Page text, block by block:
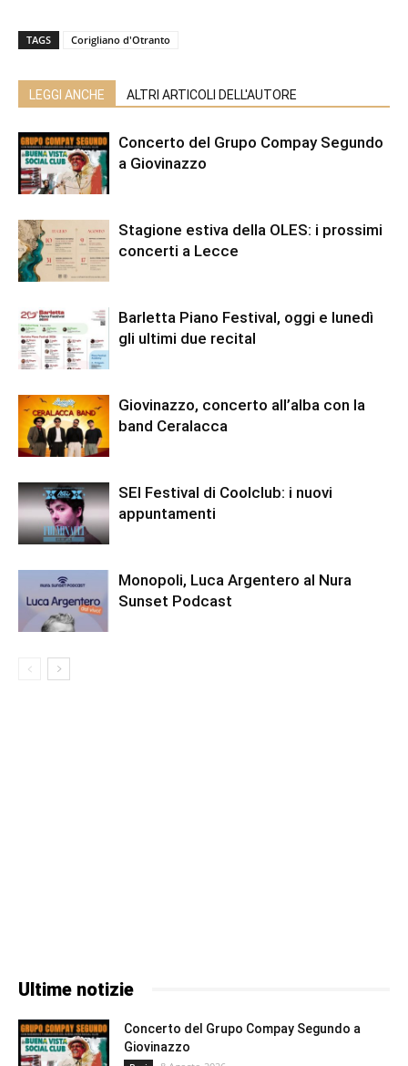
TAGS Corigliano d'Otranto
LEGGI ANCHE ALTRI ARTICOLI DELL'AUTORE
Concerto del Grupo Compay Segundo
a Giovinazzo
Stagione estiva della OLES: i prossimi
concerti a Lecce
Barletta Piano Festival, oggi e lunedì
gli ultimi due recital
Giovinazzo, concerto all’alba con la
band Ceralacca
SEI Festival di Coolclub: i nuovi
appuntamenti
Monopoli, Luca Argentero al Nura
Sunset Podcast
Ultime notizie
Concerto del Grupo Compay Segundo a
Giovinazzo